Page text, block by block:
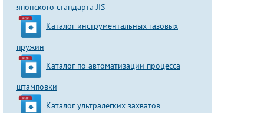
японского стандарта JIS
Каталог инструментальных газовых
пружин
Каталог по автоматизации процесса
штамповки
Каталог ультралегких захватов